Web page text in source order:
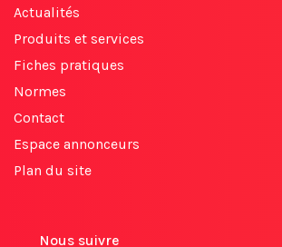
Actualités
Produits et services
Fiches pratiques
Normes
Contact
Espace annonceurs
Plan du site
Nous suivre